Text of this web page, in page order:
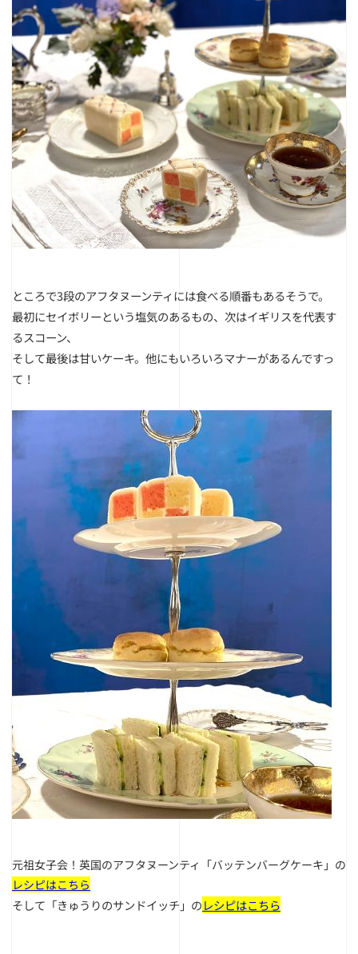
ところで3段のアフタヌーンティには食べる順番もあるそうで。
最初にセイボリーという塩気のあるもの、次はイギリスを代表す
るスコーン、
そして最後は甘いケーキ。他にもいろいろマナーがあるんですっ
て！
元祖女子会！英国のアフタヌーンティ「バッテンバーグケーキ」の
レシピはこちら
そして「きゅうりのサンドイッチ」のレシピはこちら